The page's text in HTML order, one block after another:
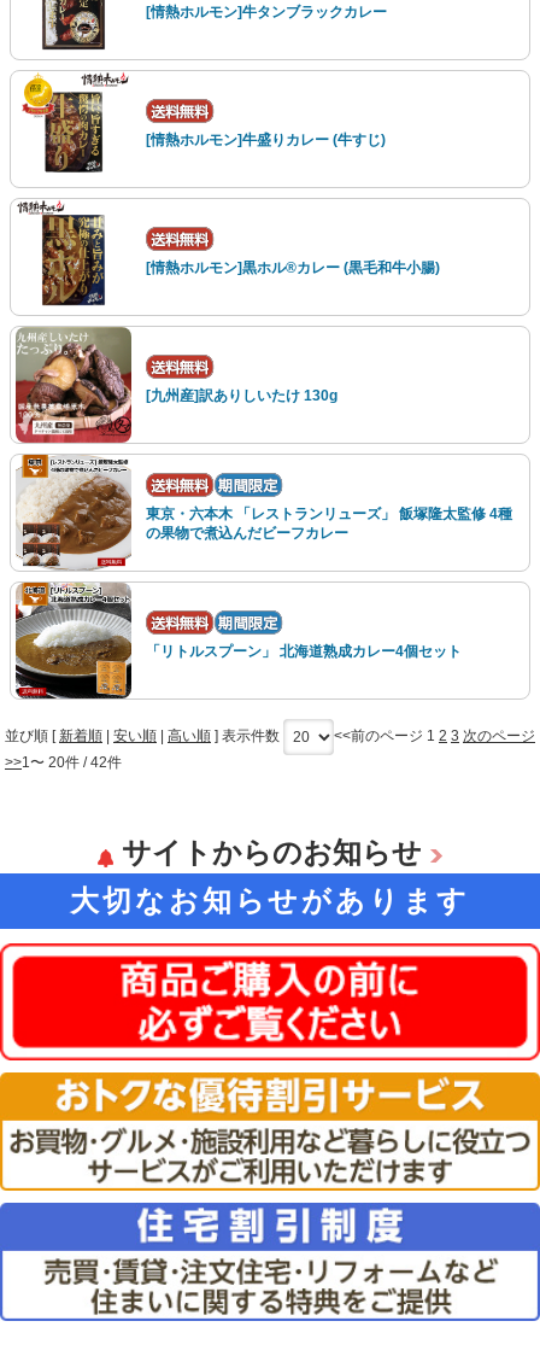
[情熱ホルモン]牛タンブラックカレー
[情熱ホルモン]牛盛りカレー (牛すじ)
[情熱ホルモン]黒ホル®カレー (黒毛和牛小腸)
[九州産]訳ありしいたけ 130g
東京・六本木 「レストランリューズ」 飯塚隆太監修 4種
の果物で煮込んだビーフカレー
「リトルスプーン」 北海道熟成カレー4個セット
並び順 [新着順 | 安い順 | 高い順 ] 表示件数 <<前のページ 1 2 3 次のページ
>>1〜 20件 / 42件
サイトからのお知らせ
大切なお知らせがあります